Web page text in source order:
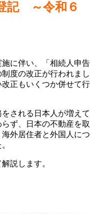
記
～令和６
に伴い、「相続人申告
度の改正が行われまし
正もいくつか併せて行
される日本人が増えて
ず、日本の不動産を取
外居住者と外国人につ
説します。